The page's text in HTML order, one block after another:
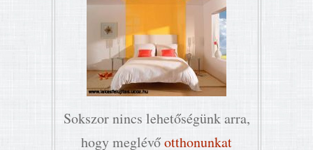
Sokszor nincs lehetőségünk arra,
hogy meglévőotthonunkat